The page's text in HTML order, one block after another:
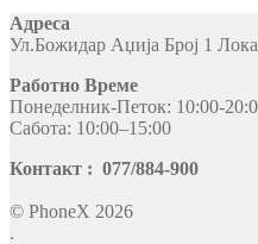
Адреса
Ул.Божидар Аџија Број 1
Работно Време
Понеделник-Петок: 10:00-
Сабота: 10:00–15:00
Контакт : 077/884-900
© PhoneX 2026
.